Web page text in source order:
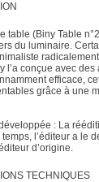
table (Biny Table
du luminaire.
l’a conçue avec
efficace,
grâce à une
: La
l’éditeur a le
d’origine.
TECHNIQUES